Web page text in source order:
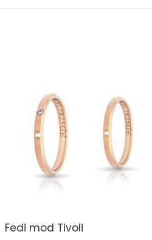
Fedi mod Tivoli